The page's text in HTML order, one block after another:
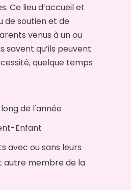
Ce lieu d’accueil et
de soutien et de
venus à un ou
savent qu’ils peuvent
quelque temps
de l'année
Enfant
avec ou sans leurs
autre membre de la